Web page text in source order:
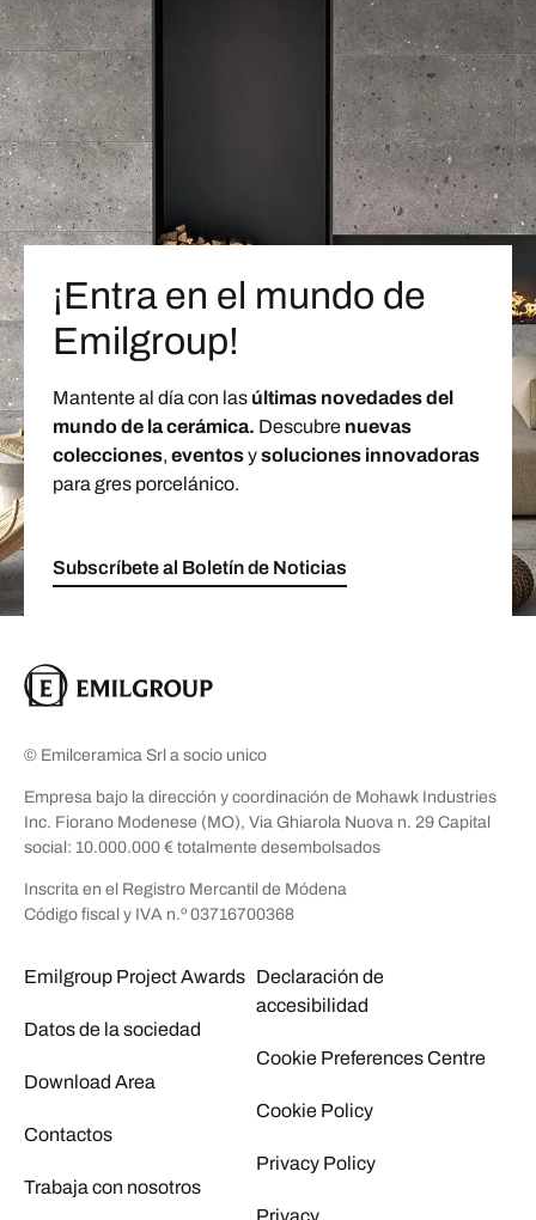
¡Entra en el mundo de
Emilgroup!
Mantente al día con las últimas novedades del
mundo de la cerámica. Descubre nuevas
colecciones, eventosysoluciones innovadoras
para gres porcelánico.
Subscríbete al Boletín de Noticias
© Emilceramica Srl a socio unico
Empresa bajo la dirección y coordinación de Mohawk Industries
Inc. Fiorano Modenese (MO), Via Ghiarola Nuova n. 29 Capital
social: 10.000.000 € totalmente desembolsados
Inscrita en el Registro Mercantil de Módena
Código fiscal y IVA n.º 03716700368
Emilgroup Project Awards
Datos de la sociedad
Download Area
Contactos
Trabaja con nosotros
Declaración de
accesibilidad
Cookie Preferences Centre
Cookie Policy
Privacy Policy
Privacy